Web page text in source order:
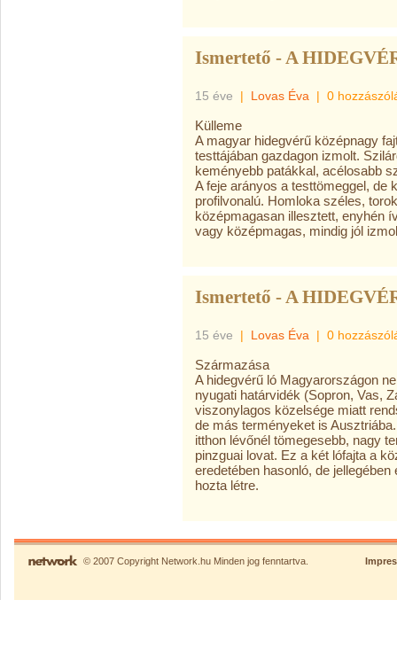
Ismertető - A
15 éve | Lovas Éva | 0
Külleme
A magyar hidegvérű középnagy
testtájában gazdagon izmolt.
keményebb patákkal, acélosabb
A feje arányos a testtömeggel, de
profilvonalú. Homloka széles,
középmagasan illesztett, enyhén
vagy középmagas, mindig jól
Ismertető - A
15 éve | Lovas Éva | 0
Származása
A hidegvérű ló Magyarországon
nyugati határvidék (Sopron, Vas,
viszonylagos közelsége miatt
de más terményeket is
itthon lévőnél tömegesebb, nagy
pinzguai lovat. Ez a két lófajta a
eredetében hasonló, de
hozta létre.
© 2007 Copyright Network.hu Minden jog fenntartva.